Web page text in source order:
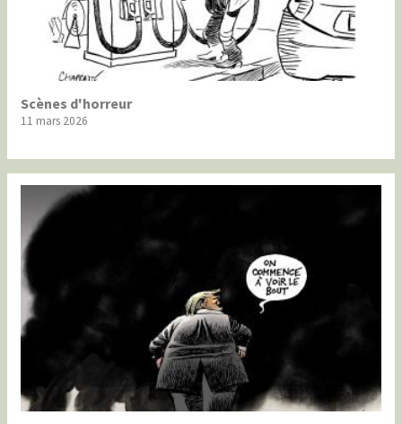
Scènes d'horreur
11 mars 2026